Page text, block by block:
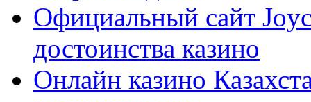
Официальный сайт
достоинства казино
Онлайн казино